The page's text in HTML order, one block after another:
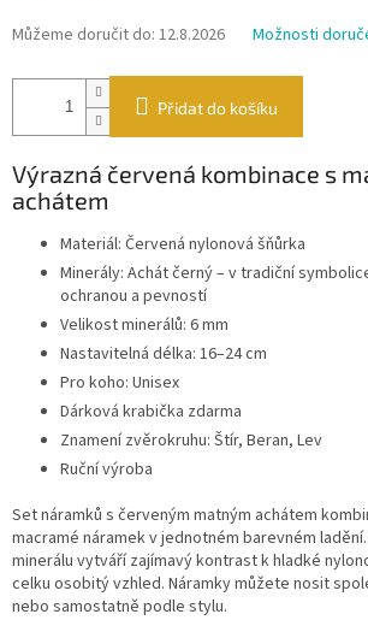
Můžeme doručit do: 12.8.2026 Možnosti
Přidat do košíku
Výrazná červená kombinace s
achátem
Materiál: Červená nylonová šňůrka
Minerály: Achát černý – v tradiční
ochranou a pevností
Velikost minerálů: 6 mm
Nastavitelná délka: 16–24 cm
Pro koho: Unisex
Dárková krabička zdarma
Znamení zvěrokruhu: Štír, Beran, Lev
Ruční výroba
Set náramků s červeným matným achátem
macramé náramek v jednotném barevném
minerálu vytváří zajímavý kontrast k hladké
celku osobitý vzhled. Náramky můžete nosit
nebo samostatně podle stylu.